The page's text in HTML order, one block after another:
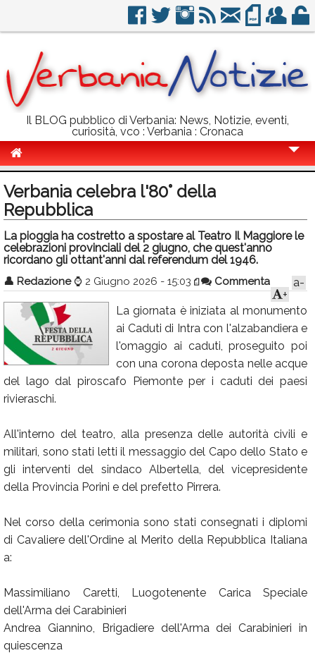
Il BLOG pubblico di Verbania: News, Notizie, eventi,
curiosità, vco : Verbania : Cronaca
Politica
Sport
Eventi
Info Utili
Rubriche
Calendario
Annunci
Verbania celebra l'80° della
Repubblica
La pioggia ha costretto a spostare al Teatro Il Maggiore le
celebrazioni provinciali del 2 giugno, che quest'anno
ricordano gli ottant'anni dal referendum del 1946.
👤 Redazione ⌚ 2 Giugno 2026 - 15:03 Commenta
a-
+
La giornata è iniziata al monumento
ai Caduti di Intra con l'alzabandiera e
l'omaggio ai caduti, proseguito poi
con una corona deposta nelle acque
del lago dal piroscafo Piemonte per i caduti dei paesi
rivieraschi.
All'interno del teatro, alla presenza delle autorità civili e
militari, sono stati letti il messaggio del Capo dello Stato e
gli interventi del sindaco Albertella, del vicepresidente
della Provincia Porini e del prefetto Pirrera.
Nel corso della cerimonia sono stati consegnati i diplomi
di Cavaliere dell'Ordine al Merito della Repubblica Italiana
a:
Massimiliano Caretti, Luogotenente Carica Speciale
dell'Arma dei Carabinieri
Andrea Giannino, Brigadiere dell'Arma dei Carabinieri in
quiescenza